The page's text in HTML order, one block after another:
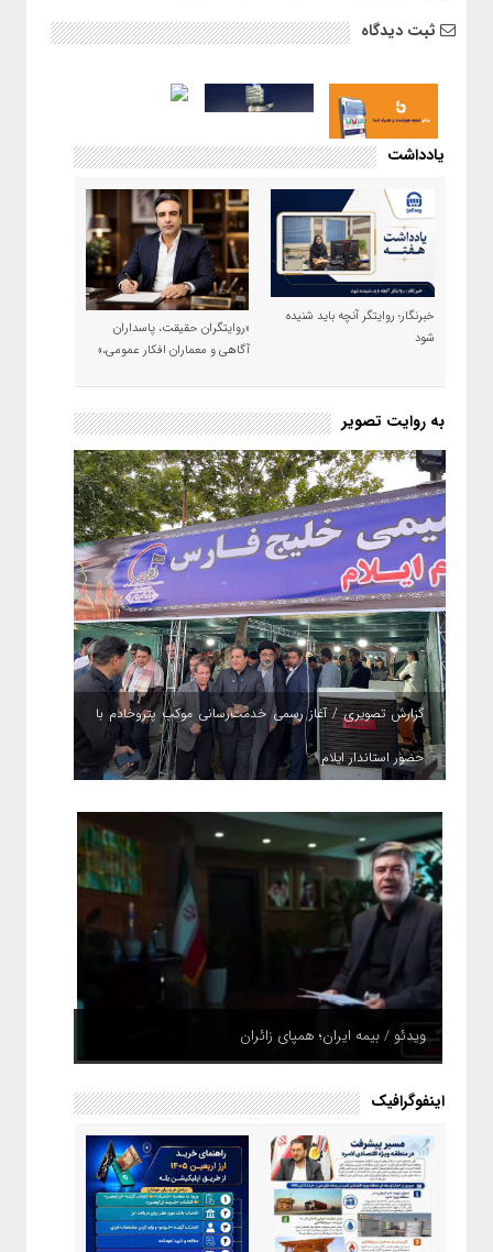
ثبت دیدگاه
یادداشت
خبرنگار؛ روایتگر آنچه باید شنیده
شود
«روایتگران حقیقت، پاسداران
آگاهی و معماران افکار عمومی،»
به روایت تصویر
گزارش تصویری / آغاز رسمی خدمت‌رسانی موکب پتروخادم با
حضور استاندار ایلام
ویدئو / بیمه ایران؛ همپای زائران
اینفوگرافیک